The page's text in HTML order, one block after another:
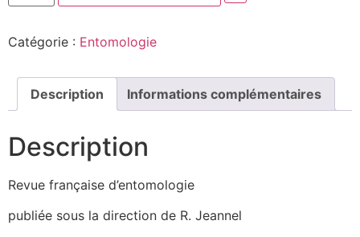
Catégorie : Entomologie
Description Informations complémentaires
Description
Revue française d’entomologie
publiée sous la direction de R. Jeannel